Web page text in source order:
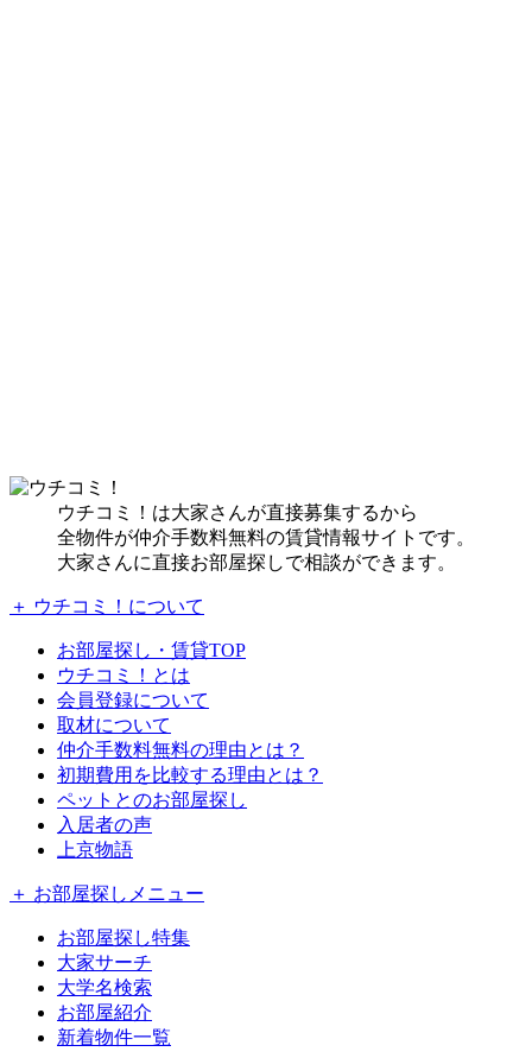
ウチコミ！は大家さんが直接募集するから
全物件が仲介手数料無料の賃貸情報サイトです。
大家さんに直接お部屋探しで相談ができます。
＋ ウチコミ！について
お部屋探し・賃貸TOP
ウチコミ！とは
会員登録について
取材について
仲介手数料無料の理由とは？
初期費用を比較する理由とは？
ペットとのお部屋探し
入居者の声
上京物語
＋ お部屋探しメニュー
お部屋探し特集
大家サーチ
大学名検索
お部屋紹介
新着物件一覧